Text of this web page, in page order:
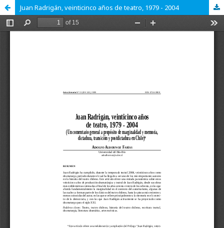
Juan Radrigán, veinticinco años de teatro, 1979 - 2004